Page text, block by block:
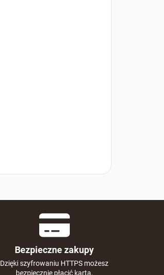
Bezpieczne zakupy
Dzięki szyfrowaniu HTTPS możesz
bezpiecznie płacić kartą.